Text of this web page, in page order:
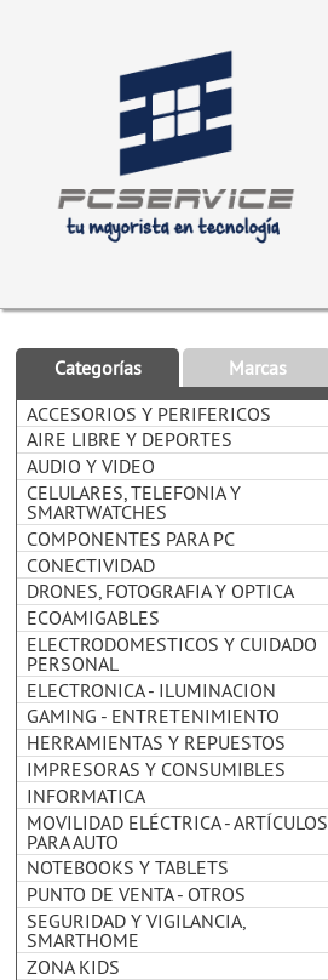
Categorías
Marcas
ACCESORIOS Y PERIFERICOS
AIRE LIBRE Y DEPORTES
AUDIO Y VIDEO
CELULARES, TELEFONIA Y
SMARTWATCHES
COMPONENTES PARA PC
CONECTIVIDAD
DRONES, FOTOGRAFIA Y OPTICA
ECOAMIGABLES
ELECTRODOMESTICOS Y CUIDADO
PERSONAL
ELECTRONICA - ILUMINACION
GAMING - ENTRETENIMIENTO
HERRAMIENTAS Y REPUESTOS
IMPRESORAS Y CONSUMIBLES
INFORMATICA
MOVILIDAD ELÉCTRICA - ARTÍCULOS
PARA AUTO
NOTEBOOKS Y TABLETS
PUNTO DE VENTA - OTROS
SEGURIDAD Y VIGILANCIA,
SMARTHOME
ZONA KIDS